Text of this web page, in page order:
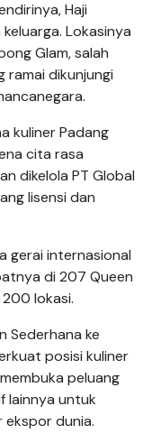
Haji
Lokasinya
Glam, salah
dikunjungi
kuliner Padang
cita rasa
dikelola PT Global
lisensi dan
gerai internasional
di 207 Queen
lokasi.
Sederhana ke
posisi kuliner
peluang
lainnya untuk
ekspor dunia.